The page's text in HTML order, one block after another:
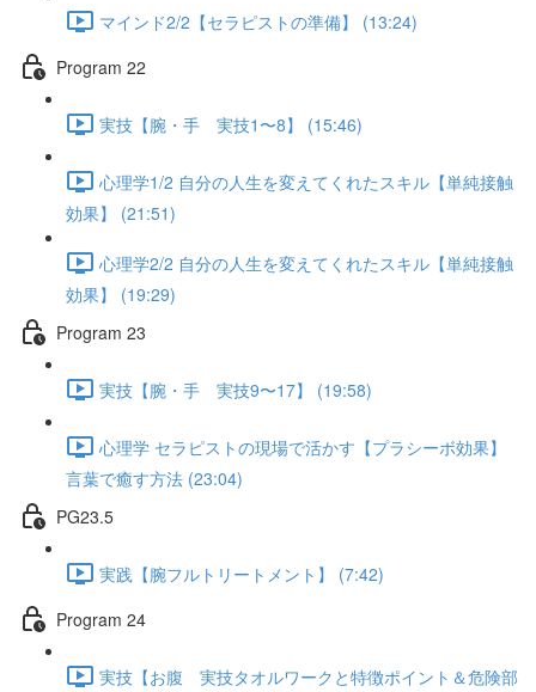
マインド2/2【セラピストの準備】 (13:24)
Program 22
実技【腕・手 実技1〜8】 (15:46)
心理学1/2 自分の人生を変えてくれたスキル【単純接触
効果】 (21:51)
心理学2/2 自分の人生を変えてくれたスキル【単純接触
効果】 (19:29)
Program 23
実技【腕・手 実技9〜17】 (19:58)
心理学 セラピストの現場で活かす【プラシーボ効果】
言葉で癒す方法 (23:04)
PG23.5
実践【腕フルトリートメント】 (7:42)
Program 24
実技【お腹 実技タオルワークと特徴ポイント＆危険部